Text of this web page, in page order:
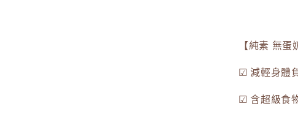
【純素 無蛋
☑ 減輕身體
☑ 含超級食